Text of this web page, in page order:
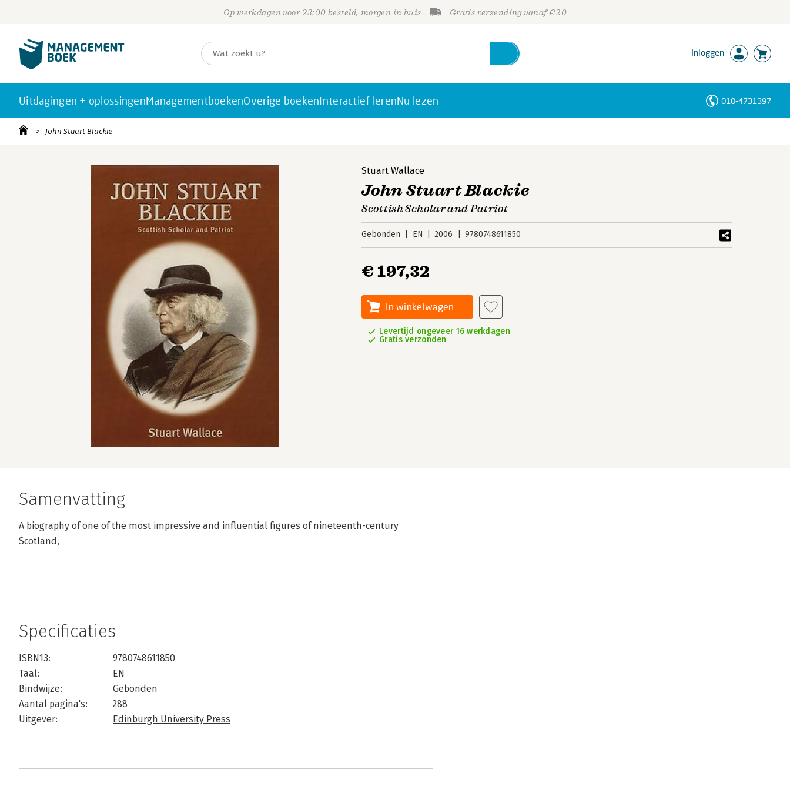
Op werkdagen voor 23:00 besteld, morgen in huis Gratis verzending vanaf €20
Inloggen
Uitdagingen + oplossingenManagementboekenOverige boekenInteractief lerenNu lezen 010-4731397
John Stuart Blackie
Stuart Wallace
John Stuart Blackie
Scottish Scholar and Patriot
Gebonden EN 2006 9780748611850
€ 197,32
In winkelwagen
Levertijd ongeveer 16 werkdagen
Gratis verzonden
Samenvatting
A biography of one of the most impressive and influential figures of nineteenth-century
Scotland,
Specificaties
ISBN13:
9780748611850
Taal:
EN
Bindwijze:
Gebonden
Aantal pagina's:
288
Uitgever:
Edinburgh University Press
Personen